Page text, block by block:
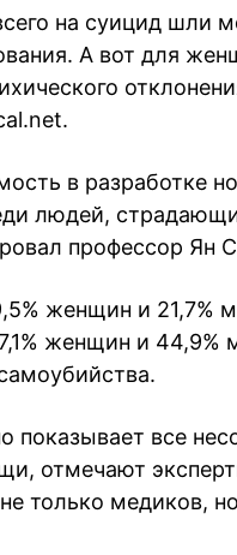
на суицид шли
А вот для
в разработке
людей,
профессор Ян
женщин и 21,7%
женщин и
показывает все
отмечают
только медиков,